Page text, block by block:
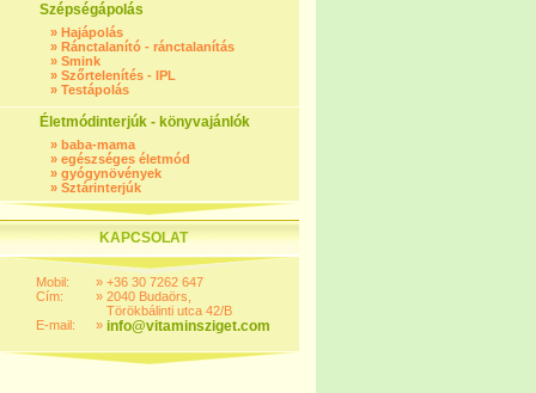
Szépségápolás
» Hajápolás
» Ránctalanító - ránctalanítás
» Smink
» Szőrtelenítés - IPL
» Testápolás
Életmódinterjúk - könyvajánlók
» baba-mama
» egészséges életmód
» gyógynövények
» Sztárinterjúk
KAPCSOLAT
Mobil:
Cím:
E-mail:
»
»
»
+36 30 7262 647
2040 Budaörs,
Törökbálinti utca 42/B
info@vitaminsziget.com